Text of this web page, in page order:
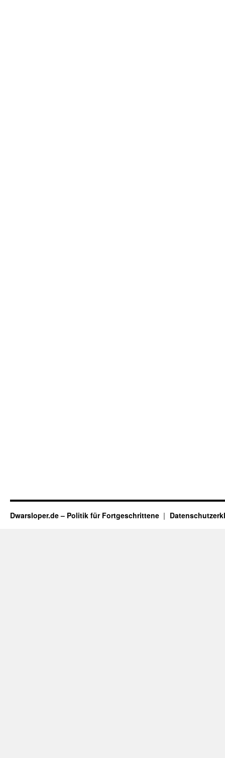
Dwarsloper.de – Politik für Fortgeschrittene